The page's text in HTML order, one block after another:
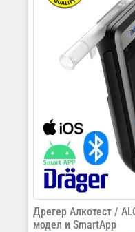
Дрегер Алкотест /
модел и SmartApp